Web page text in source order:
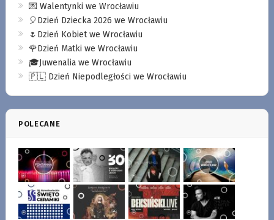
💌 Walentynki we Wrocławiu
🎈Dzień Dziecka 2026 we Wrocławiu
🌷Dzień Kobiet we Wrocławiu
🌹Dzień Matki we Wrocławiu
🎓Juwenalia we Wrocławiu
🇵🇱 Dzień Niepodległości we Wrocławiu
POLECANE